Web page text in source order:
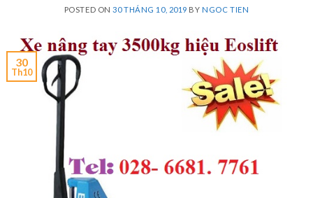
POSTED ON30 THÁNG 10, 2019 BYNGOC TIEN
30
Th10